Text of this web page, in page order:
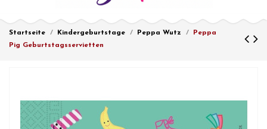
Startseite Kindergeburtstage Peppa Wutz
Peppa
Pig Geburtstagsservietten